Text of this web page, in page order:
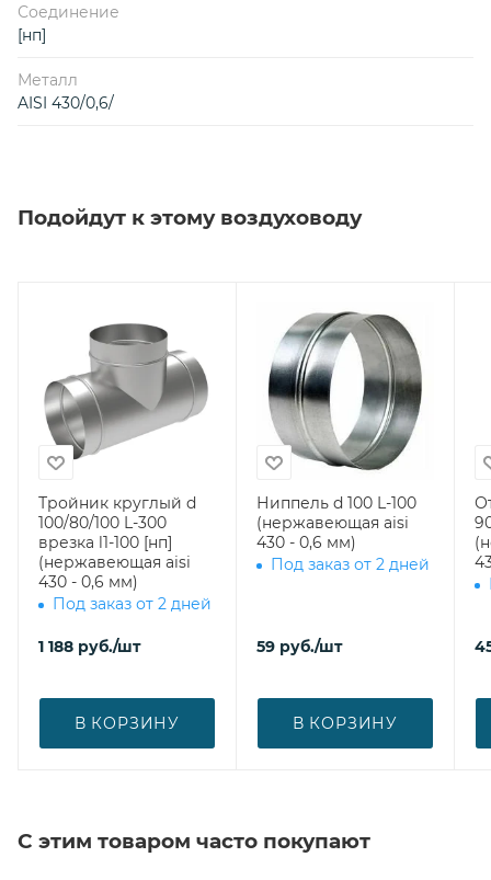
Соединение
[нп]
Металл
AISI 430/0,6/
Подойдут к этому воздуховоду
Тройник круглый d
100/80/100 L-300
врезка l1-100 [нп]
(нержавеющая aisi
430 - 0,6 мм)
Под заказ от 2 дней
1 188 руб./шт
В КОРЗИНУ
Ниппель d 100 L-100
(нержавеющая aisi
430 - 0,6 мм)
Под заказ от 2 дней
59 руб./шт
В КОРЗИНУ
С этим товаром часто покупают